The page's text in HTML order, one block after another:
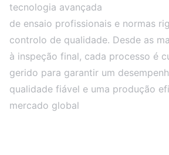
tecnologia avançada
de ensaio profissionais e normas
controlo de qualidade. Desde as
à inspeção final, cada processo é
gerido para garantir um
qualidade fiável e uma produção
mercado global